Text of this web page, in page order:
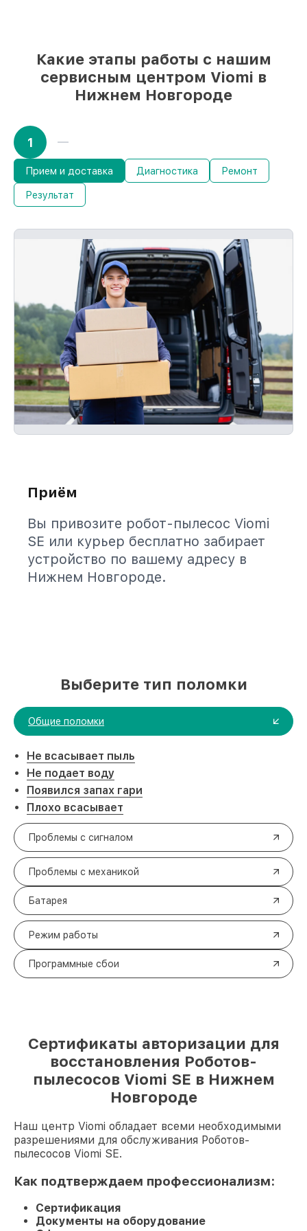
работ быстро и без задержек, если
мастер приступает к обслуживанию
сразу
Какие этапы работы с нашим
сервисным центром Viomi в
Нижнем Новгороде
1
Прием и доставка Диагностика Ремонт
Результат
Приём
Вы привозите робот-пылесос Viomi
SE или курьер бесплатно забирает
устройство по вашему адресу в
Нижнем Новгороде.
Выберите тип поломки
Общие поломки
Не всасывает пыль
Не подает воду
Появился запах гари
Плохо всасывает
Проблемы с сигналом
Проблемы с механикой
Батарея
Режим работы
Программные сбои
Сертификаты авторизации для
восстановления Роботов-
пылесосов Viomi SE в Нижнем
Новгороде
Наш центр Viomi обладает всеми необходимыми
разрешениями для обслуживания Роботов-
пылесосов Viomi SE.
Как подтверждаем профессионализм:
Сертификация
Документы на оборудование